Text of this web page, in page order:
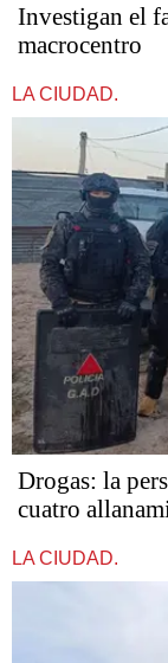
Investigan el
macrocentro
LA CIUDAD.
Drogas: la
cuatro
LA CIUDAD.